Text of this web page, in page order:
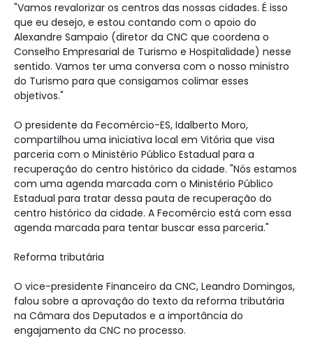
"Vamos revalorizar os centros das nossas cidades. É isso
que eu desejo, e estou contando com o apoio do
Alexandre Sampaio (diretor da CNC que coordena o
Conselho Empresarial de Turismo e Hospitalidade) nesse
sentido. Vamos ter uma conversa com o nosso ministro
do Turismo para que consigamos colimar esses
objetivos."
O presidente da Fecomércio-ES, Idalberto Moro,
compartilhou uma iniciativa local em Vitória que visa
parceria com o Ministério Público Estadual para a
recuperação do centro histórico da cidade. "Nós estamos
com uma agenda marcada com o Ministério Público
Estadual para tratar dessa pauta de recuperação do
centro histórico da cidade. A Fecomércio está com essa
agenda marcada para tentar buscar essa parceria."
Reforma tributária
O vice-presidente Financeiro da CNC, Leandro Domingos,
falou sobre a aprovação do texto da reforma tributária
na Câmara dos Deputados e a importância do
engajamento da CNC no processo.